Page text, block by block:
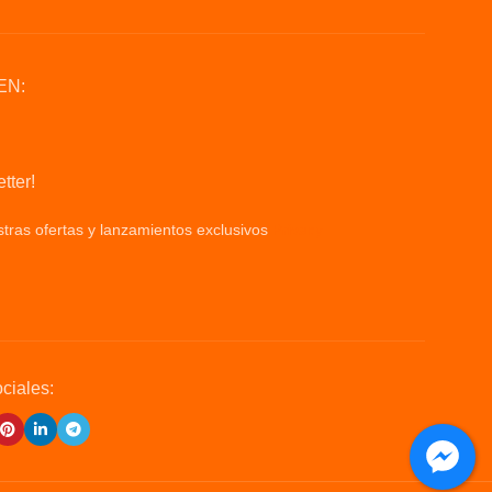
jugar ya que
ofertas y lanzamientos exclusivos